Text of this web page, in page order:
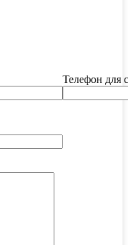
Телефон для